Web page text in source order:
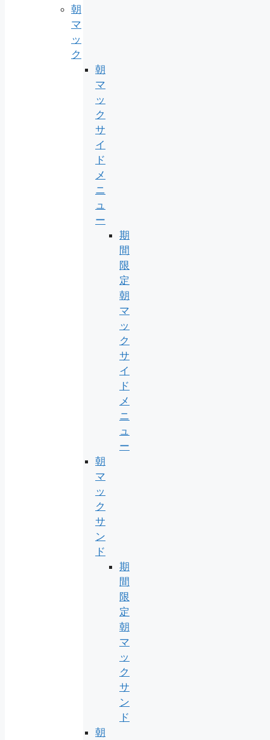
朝
マ
ッ
ク
朝
マ
ッ
ク
サ
イ
ド
メ
ニ
ュ
ー
期
間
限
定
朝
マ
ッ
ク
サ
イ
ド
メ
ニ
ュ
ー
朝
マ
ッ
ク
サ
ン
ド
期
間
限
定
朝
マ
ッ
ク
サ
ン
ド
朝